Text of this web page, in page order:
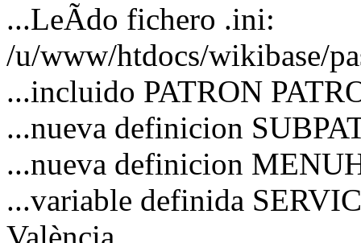
...LeÃ­do fichero .ini:
/u/www/htdocs/wikibase/
...incluido PATRON
...nueva definicion
...nueva definicion
...variable definida
València